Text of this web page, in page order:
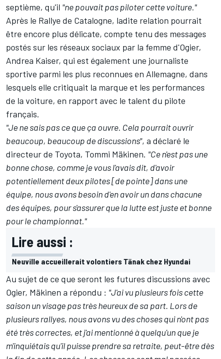
septième, qu'il "ne pouvait pas piloter cette voiture."
Après le Rallye de Catalogne, ladite relation pourrait
être encore plus délicate, compte tenu des messages
postés sur les réseaux sociaux par la femme d'Ogier,
Andrea Kaiser, qui est également une journaliste
sportive parmi les plus reconnues en Allemagne, dans
lesquels elle critiquait la marque et les performances
de la voiture, en rapport avec le talent du pilote
français.
"Je ne sais pas ce que ça ouvre. Cela pourrait ouvrir
beaucoup, beaucoup de discussions", a déclaré le
directeur de Toyota, Tommi Mäkinen. "Ce n'est pas une
bonne chose, comme je vous l'avais dit, d'avoir
potentiellement deux pilotes [de pointe] dans une
équipe, nous avons besoin d'en avoir un dans chacune
des équipes, pour s'assurer que la lutte est juste et bonne
pour le championnat."
Lire aussi :
Neuville accueillerait volontiers Tänak chez Hyundai
Au sujet de ce que seront les futures discussions avec
Ogier, Mäkinen a répondu : "J'ai vu plusieurs fois cette
saison un visage pas très heureux de sa part. Lors de
plusieurs rallyes, nous avons vu des choses qui n'ont pas
été très correctes, et j'ai mentionné à quelqu'un que je
m'inquiétais qu'il puisse prendre sa retraite, peut-être dès